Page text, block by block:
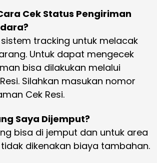
Cek Status Pengiriman
tracking untuk melacak
Untuk dapat mengecek
bisa dilakukan melalui
Silahkan masukan nomor
Cek Resi.
Saya Dijemput?
bisa di jemput dan untuk area
tidak dikenakan biaya tambahan.